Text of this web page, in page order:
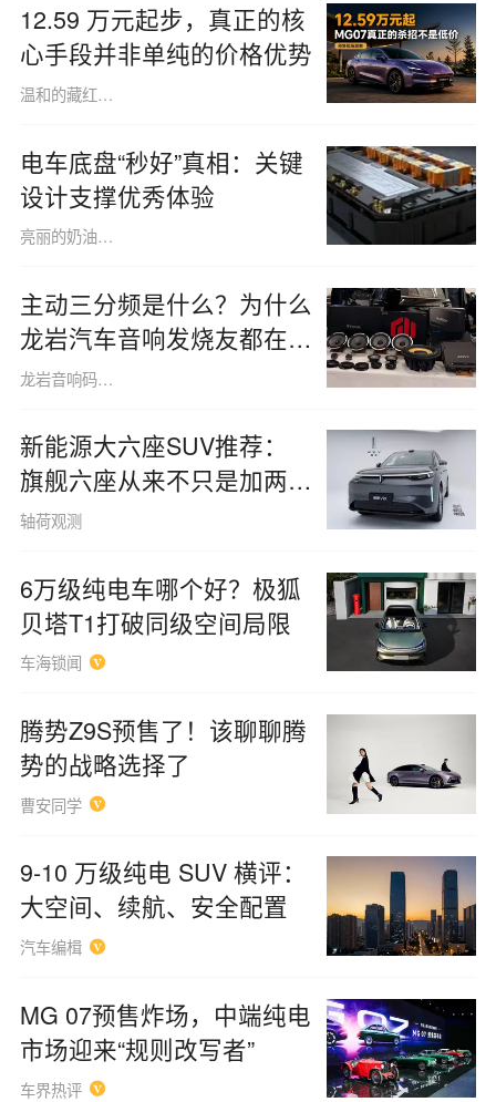
12.59 万元起步，真正的核
心手段并非单纯的价格优势
温和的藏红花1423
电车底盘“秒好”真相：关键
设计支撑优秀体验
亮丽的奶油色猫咪1515
主动三分频是什么？为什么
龙岩汽车音响发烧友都在聊
这个
龙岩音响码头音响
新能源大六座SUV推荐：
旗舰六座从来不只是加两个
座位
轴荷观测
6万级纯电车哪个好？极狐
贝塔T1打破同级空间局限
车海锁闻
腾势Z9S预售了！该聊聊腾
势的战略选择了
曹安同学
9‑10 万级纯电 SUV 横评：
大空间、续航、安全配置
汽车编楫
MG 07预售炸场，中端纯电
市场迎来“规则改写者”
车界热评